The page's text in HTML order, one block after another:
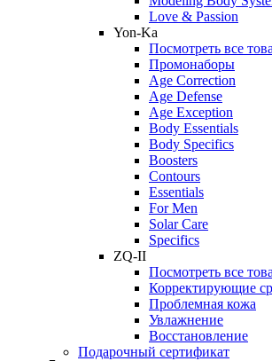
Love & Passion
Yon-Ka
Посмотреть все
Промонаборы
Age Correction
Age Defense
Age Exception
Body Essentials
Body Specifics
Boosters
Contours
Essentials
For Men
Solar Care
Specifics
ZQ-II
Посмотреть все
Корректирующие
Проблемная кожа
Увлажнение
Восстановление
Подарочный сертификат